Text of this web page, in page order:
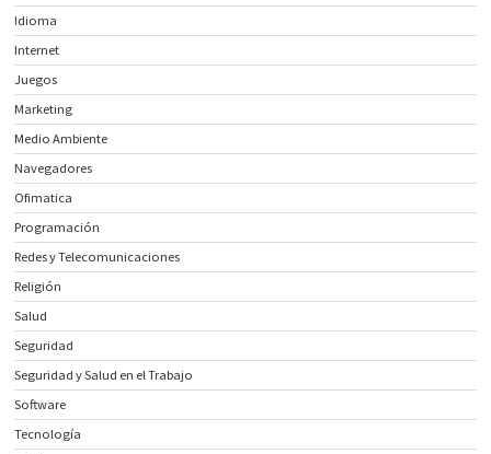
Idioma
Internet
Juegos
Marketing
Medio Ambiente
Navegadores
Ofimatica
Programación
Redes y Telecomunicaciones
Religión
Salud
Seguridad
Seguridad y Salud en el Trabajo
Software
Tecnología